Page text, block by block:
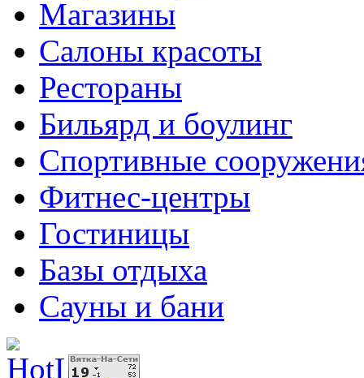
Магазины
Салоны красоты
Рестораны
Бильярд и боулинг
Спортивные
Фитнес-центры
Гостиницы
Базы отдыха
Сауны и бани